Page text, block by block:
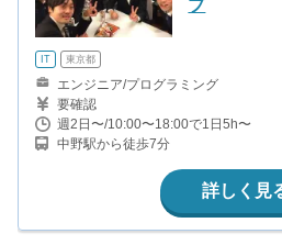
プ
IT 東京都
エンジニア/プログラミング
要確認
週2日〜/10:00〜18:00で1日5h〜
中野駅から徒歩7分
詳しく見